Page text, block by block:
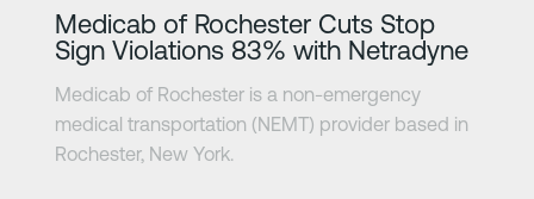
Medicab of Rochester Cuts Stop
Sign Violations 83% with Netradyne
Medicab of Rochester is a non-emergency
medical transportation (NEMT) provider based in
Rochester, New York.